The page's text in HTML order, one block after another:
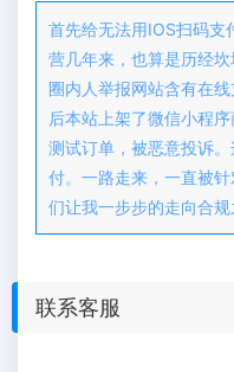
首先给无法用IOS扫码支
营几年来，也算是历经
圈内人举报网站含有在
后本站上架了微信小程
测试订单，被恶意投诉
付。一路走来，一直被
们让我一步步的走向合规
联系客服